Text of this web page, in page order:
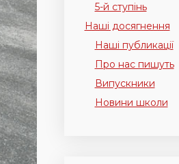
5-й ступінь
Наші досягнення
Наші публикації
Про нас пишуть
Випускники
Новини школи